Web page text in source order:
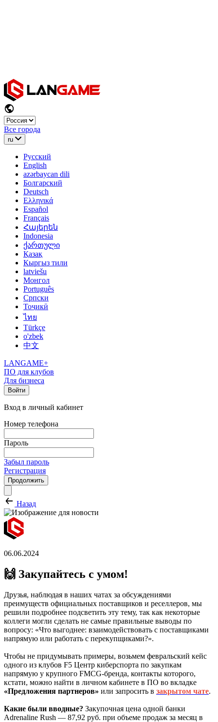
Все города
ru
Русский
English
azərbaycan dili
Болгарский
Deutsch
Ελληνικά
Español
Français
Հայերեն
Indonesia
ქართული
Қазақ
Кыргыз тили
latviešu
Монгол
Português
Српски
Тоҷикӣ
ไทย
Türkçe
o'zbek
中文
LANGAME+
ПО для клубов
Для бизнеса
Войти
Вход в личный кабинет
Номер телефона
Пароль
Забыл пароль
Регистрация
Продолжить
Назад
06.06.2024
🙌 Закупайтесь с умом!
Друзья, наблюдая в наших чатах за обсуждениями
преимуществ официальных поставщиков и реселлеров, мы
решили подробнее подсветить эту тему, так как некоторые
коллеги могли сделать не самые правильные выводы по
вопросу: «Что выгоднее: взаимодействовать с поставщиками
напрямую или работать с перекупщиками?».
Чтобы не придумывать примеры, возьмем февральский кейс
одного из клубов F5 Центр киберспорта по закупкам
напрямую у крупного FMCG-бренда, контакты которого,
кстати, можно найти в личном кабинете в ПО во вкладке
«Предложения партнеров» или запросить в закрытом чате.
Какие были вводные? Закупочная цена одной банки
Adrenaline Rush — 87,92 руб. при объеме продаж за месяц в